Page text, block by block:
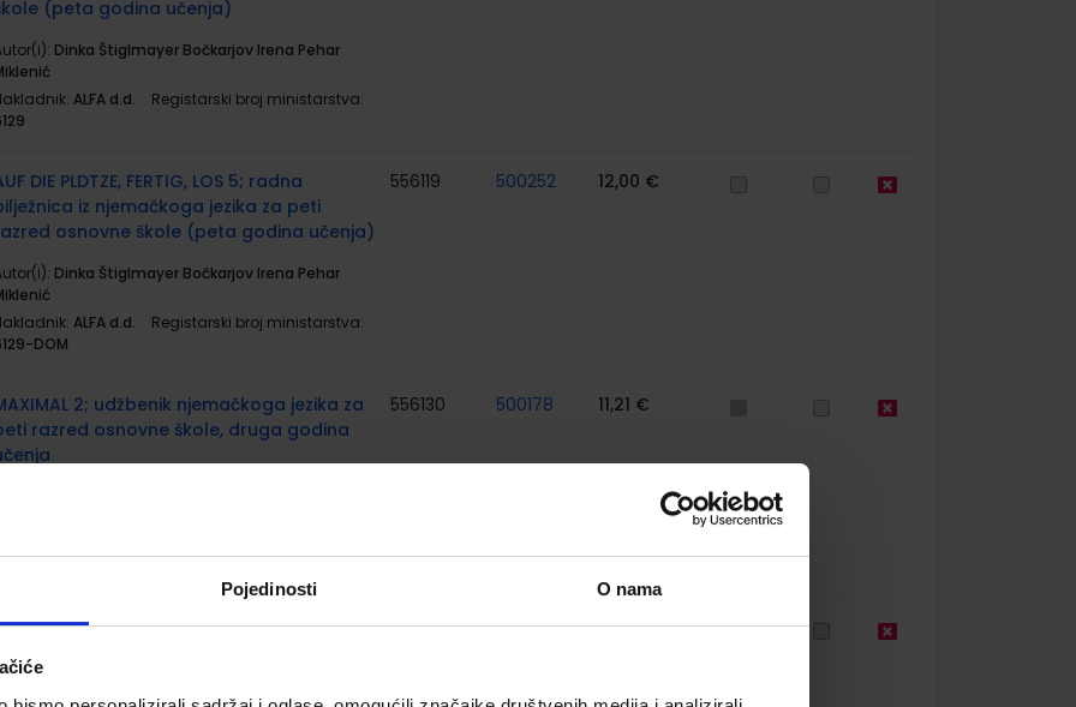
Pojedinosti O nama
(peta godina učenja)
Dinka Štiglmayer Bočkarjov Irena Pehar
ALFA d.d.
Registarski broj ministarstva:
DIE PLDTZE, FERTIG, LOS 5; radna
iz njemačkoga jezika za peti
osnovne škole (peta godina učenja)
Dinka Štiglmayer Bočkarjov Irena Pehar
ALFA d.d.
Registarski broj ministarstva:
DOM
556119 500252 12,00 €
2; udžbenik njemačkoga jezika za
razred osnovne škole, druga godina
556130 500178 11,21 €
2; radna bilježnica njemačkog
jezika za 5. razred osnovne škole, druga
učenja
556131 500178 13,00 €